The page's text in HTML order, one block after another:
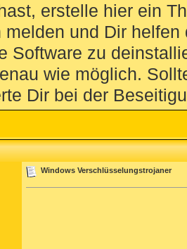
erstelle hier ein
und Dir
Software zu
wie möglich.
Dir bei der
Windows Verschlüsselungstrojaner